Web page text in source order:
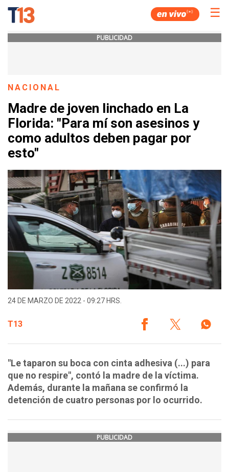
☰
PUBLICIDAD
NACIONAL
Madre de joven linchado en La
Florida: "Para mí son asesinos y
como adultos deben pagar por
esto"
24 DE MARZO DE 2022 - 09:27 HRS.
T13
"Le taparon su boca con cinta adhesiva (...) para
que no respire", contó la madre de la víctima.
Además, durante la mañana se confirmó la
detención de cuatro personas por lo ocurrido.
PUBLICIDAD